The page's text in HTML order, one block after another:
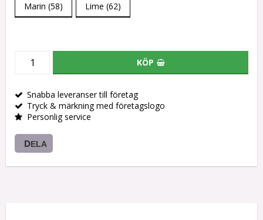
Marin (58) Lime (62)
KÖP
Snabba leveranser till företag
Tryck & märkning med företagslogo
Personlig service
DELA